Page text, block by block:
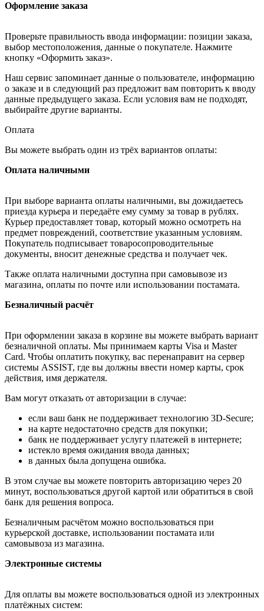
Оформление заказа
Проверьте правильность ввода информации: позиции заказа,
выбор местоположения, данные о покупателе. Нажмите
кнопку «Оформить заказ».
Наш сервис запоминает данные о пользователе, информацию
о заказе и в следующий раз предложит вам повторить к вводу
данные предыдущего заказа. Если условия вам не подходят,
выбирайте другие варианты.
Оплата
Вы можете выбрать один из трёх вариантов оплаты:
Оплата наличными
При выборе варианта оплаты наличными, вы дожидаетесь
приезда курьера и передаёте ему сумму за товар в рублях.
Курьер предоставляет товар, который можно осмотреть на
предмет повреждений, соответствие указанным условиям.
Покупатель подписывает товаросопроводительные
документы, вносит денежные средства и получает чек.
Также оплата наличными доступна при самовывозе из
магазина, оплаты по почте или использовании постамата.
Безналичный расчёт
При оформлении заказа в корзине вы можете выбрать вариант
безналичной оплаты. Мы принимаем карты Visa и Master
Card. Чтобы оплатить покупку, вас перенаправит на сервер
системы ASSIST, где вы должны ввести номер карты, срок
действия, имя держателя.
Вам могут отказать от авторизации в случае:
если ваш банк не поддерживает технологию 3D-Secure;
на карте недостаточно средств для покупки;
банк не поддерживает услугу платежей в интернете;
истекло время ожидания ввода данных;
в данных была допущена ошибка.
В этом случае вы можете повторить авторизацию через 20
минут, воспользоваться другой картой или обратиться в свой
банк для решения вопроса.
Безналичным расчётом можно воспользоваться при
курьерской доставке, использовании постамата или
самовывоза из магазина.
Электронные системы
Для оплаты вы можете воспользоваться одной из электронных
платёжных систем: